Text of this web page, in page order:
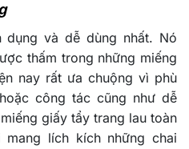
và dễ dùng nhất. Nó
thấm trong những miếng
nay rất ưa chuộng vì phù
công tác cũng như dễ
giấy tẩy trang lau toàn
lích kích những chai